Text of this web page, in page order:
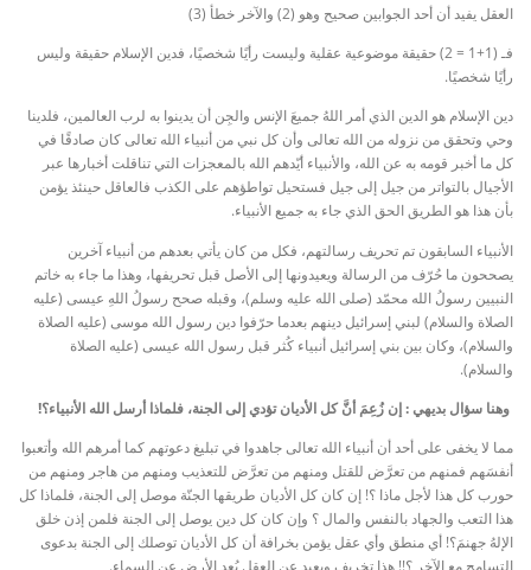
العقل يفيد أن أحد الجوابين صحيح وهو (2) والآخر خطأ (3)
فـ (1+1 = 2) حقيقة موضوعية عقلية وليست رأيًا شخصيًا، فدين الإسلام حقيقة وليس
رأيًا شخصيًا.
دين الإسلام هو الدين الذي أمر اللهُ جميعَ الإنس والجِن أن يدينوا به لرب العالمين، فلدينا
وحي وتحقق من نزوله من الله تعالى وأن كل نبي من أنبياء الله تعالى كان صادقًا في
كل ما أخبر قومه به عن الله، والأنبياء أيّدهم الله بالمعجزات التي تناقلت أخبارها عبر
الأجيال بالتواتر من جيل إلى جيل فستحيل تواطؤهم على الكذب فالعاقل حينئذ يؤمن
بأن هذا هو الطريق الحق الذي جاء به جميع الأنبياء.
الأنبياء السابقون تم تحريف رسالتهم، فكل من كان يأتي بعدهم من أنبياء آخرين
يصححون ما حُرّف من الرسالة ويعيدونها إلى الأصل قبل تحريفها، وهذا ما جاء به خاتم
النبيين رسولُ الله محمّد (صلى الله عليه وسلم)، وقبله صحح رسولُ اللهِ عيسى (عليه
الصلاة والسلام) لبني إسرائيل دينهم بعدما حرّفوا دين رسول الله موسى (عليه الصلاة
والسلام)، وكان بين بني إسرائيل أنبياء كُثر قبل رسول الله عيسى (عليه الصلاة
والسلام).
وهنا سؤال بديهي : إن زُعِمَ أنَّ كل الأديان تؤدي إلى الجنة، فلماذا أرسل الله الأنبياء؟!
مما لا يخفى على أحد أن أنبياء الله تعالى جاهدوا في تبليغ دعوتهم كما أمرهم الله وأتعبوا
أنفسَهم فمنهم من تعرَّض للقتل ومنهم من تعرَّض للتعذيب ومنهم من هاجر ومنهم من
حورب كل هذا لأجل ماذا ؟! إن كان كل الأديان طريقها الجنّة موصل إلى الجنة، فلماذا كل
هذا التعب والجهاد بالنفس والمال ؟ وإن كان كل دين يوصل إلى الجنة فلمن إذن خلق
الإلهُ جهنمَ؟! أي منطق وأي عقل يؤمن بخرافة أن كل الأديان توصلك إلى الجنة بدعوى
التسامح مع الآخر ؟!! هذا تخريف وبعيد عن العقل بُعد الأرض عن السماء.